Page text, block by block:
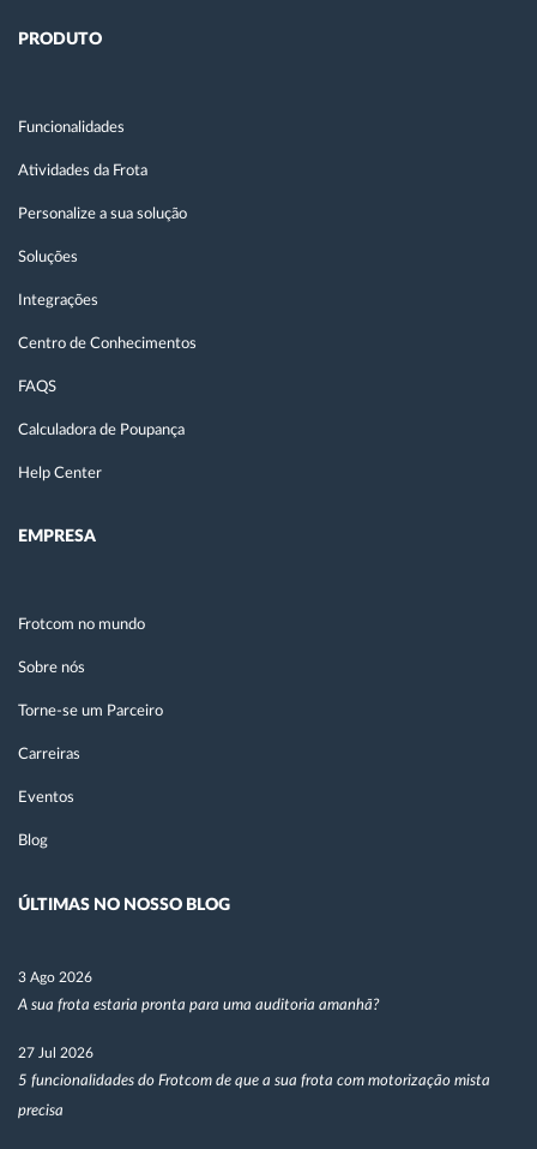
PRODUTO
Funcionalidades
Atividades da Frota
Personalize a sua solução
Soluções
Integrações
Centro de Conhecimentos
FAQS
Calculadora de Poupança
Help Center
EMPRESA
Frotcom no mundo
Sobre nós
Torne-se um Parceiro
Carreiras
Eventos
Blog
ÚLTIMAS NO NOSSO BLOG
3 Ago 2026
A sua frota estaria pronta para uma auditoria amanhã?
27 Jul 2026
5 funcionalidades do Frotcom de que a sua frota com motorização mista
precisa